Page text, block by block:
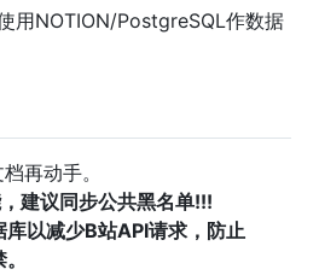
用NOTION/PostgreSQL作数据
再动手。
建议同步公共黑名单!!!
以减少B站API请求，防止